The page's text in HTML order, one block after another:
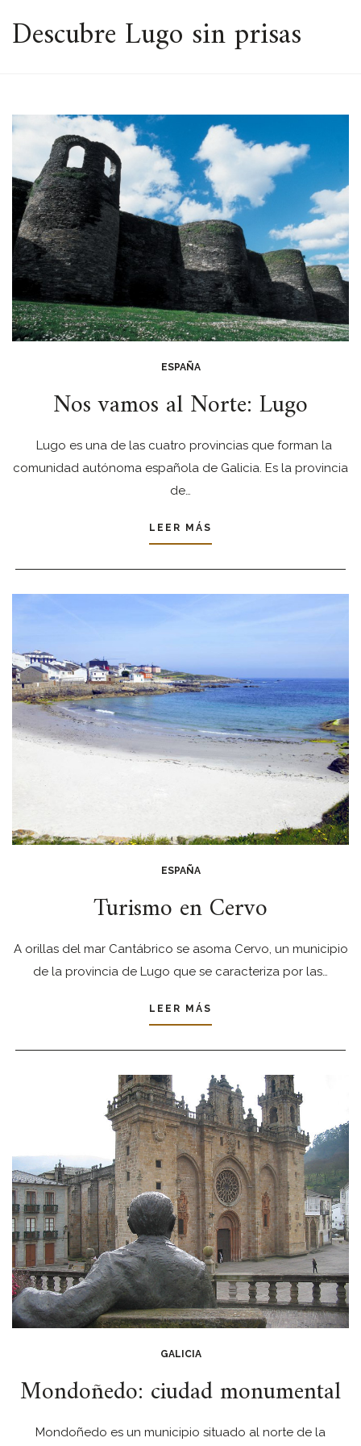
ESPACIO
Descubre Lugo sin prisas
ESPAÑA
Nos vamos al Norte: Lugo
Lugo es una de las cuatro provincias que forman la
comunidad autónoma española de Galicia. Es la provincia
de…
LEER MÁS
ESPAÑA
Turismo en Cervo
A orillas del mar Cantábrico se asoma Cervo, un municipio
de la provincia de Lugo que se caracteriza por las…
LEER MÁS
GALICIA
Mondoñedo: ciudad monumental
Mondoñedo es un municipio situado al norte de la